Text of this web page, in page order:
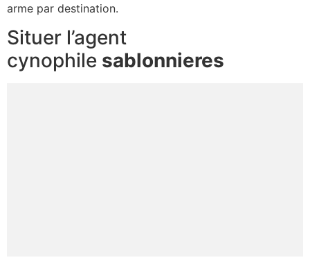
arme par destination.
Situer l’agent
cynophile sablonnieres